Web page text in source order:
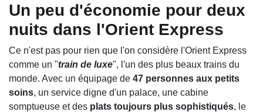
Un peu d'économie pour deux
nuits dans l'Orient Express
Ce n'est pas pour rien que l'on considère l'Orient Express
comme un "train de luxe", l'un des plus beaux trains du
monde. Avec un équipage de 47 personnes aux petits
soins, un service digne d'un palace, une cabine
somptueuse et des plats toujours plus sophistiqués, le